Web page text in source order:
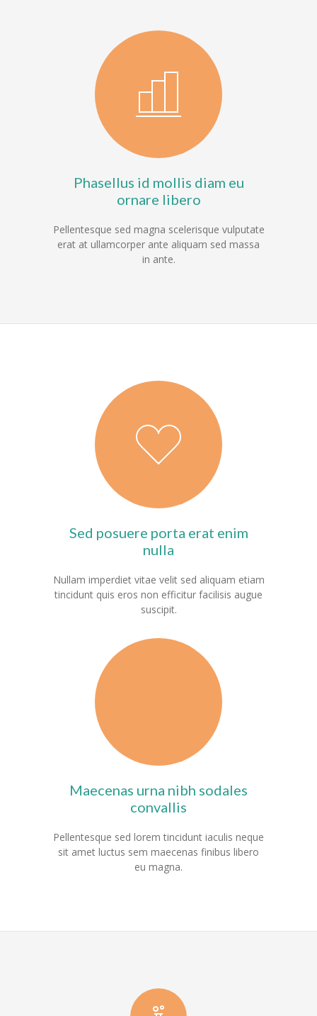
Phasellus id mollis diam eu
ornare libero
Pellentesque sed magna scelerisque vulputate
erat at ullamcorper ante aliquam sed massa
in ante.
Sed posuere porta erat enim
nulla
Nullam imperdiet vitae velit sed aliquam etiam
tincidunt quis eros non efficitur facilisis augue
suscipit.
Maecenas urna nibh sodales
convallis
Pellentesque sed lorem tincidunt iaculis neque
sit amet luctus sem maecenas finibus libero
eu magna.